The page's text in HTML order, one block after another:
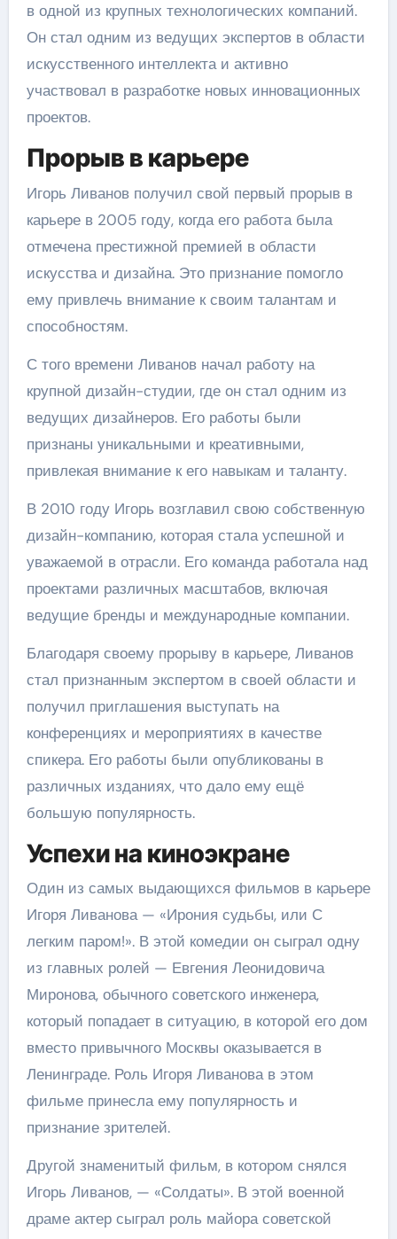
в одной из крупных технологических компаний.
Он стал одним из ведущих экспертов в области
искусственного интеллекта и активно
участвовал в разработке новых инновационных
проектов.
Прорыв в карьере
Игорь Ливанов получил свой первый прорыв в
карьере в 2005 году, когда его работа была
отмечена престижной премией в области
искусства и дизайна. Это признание помогло
ему привлечь внимание к своим талантам и
способностям.
С того времени Ливанов начал работу на
крупной дизайн-студии, где он стал одним из
ведущих дизайнеров. Его работы были
признаны уникальными и креативными,
привлекая внимание к его навыкам и таланту.
В 2010 году Игорь возглавил свою собственную
дизайн-компанию, которая стала успешной и
уважаемой в отрасли. Его команда работала над
проектами различных масштабов, включая
ведущие бренды и международные компании.
Благодаря своему прорыву в карьере, Ливанов
стал признанным экспертом в своей области и
получил приглашения выступать на
конференциях и мероприятиях в качестве
спикера. Его работы были опубликованы в
различных изданиях, что дало ему ещё
большую популярность.
Успехи на киноэкране
Один из самых выдающихся фильмов в карьере
Игоря Ливанова — «Ирония судьбы, или С
легким паром!». В этой комедии он сыграл одну
из главных ролей — Евгения Леонидовича
Миронова, обычного советского инженера,
который попадает в ситуацию, в которой его дом
вместо привычного Москвы оказывается в
Ленинграде. Роль Игоря Ливанова в этом
фильме принесла ему популярность и
признание зрителей.
Другой знаменитый фильм, в котором снялся
Игорь Ливанов, — «Солдаты». В этой военной
драме актер сыграл роль майора советской